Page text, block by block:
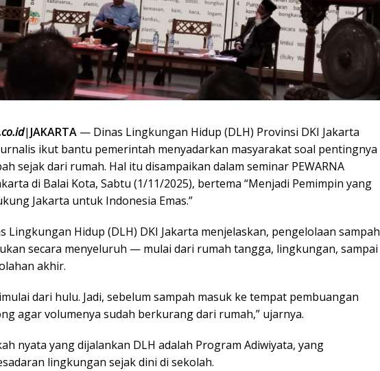
| JAKARTA — Dinas Lingkungan Hidup (DLH) Provinsi DKI Jakarta
ikut bantu pemerintah menyadarkan masyarakat soal pentingnya
sejak dari rumah. Hal itu disampaikan dalam seminar PEWARNA
di Balai Kota, Sabtu (1/11/2025), bertema “Menjadi Pemimpin yang
Jakarta untuk Indonesia Emas.”
Lingkungan Hidup (DLH) DKI Jakarta menjelaskan, pengelolaan sampah
secara menyeluruh — mulai dari rumah tangga, lingkungan, sampai
akhir.
dari hulu. Jadi, sebelum sampah masuk ke tempat pembuangan
agar volumenya sudah berkurang dari rumah,” ujarnya.
nyata yang dijalankan DLH adalah Program Adiwiyata, yang
lingkungan sejak dini di sekolah.